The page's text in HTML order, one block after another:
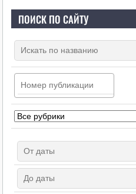
ПОИСК ПО САЙТУ